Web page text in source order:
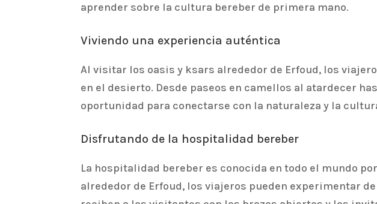
aprender sobre la cultura bereber de primera mano.
Viviendo una experiencia auténtica
Al visitar los oasis y ksars alrededor de Erfoud, los
en el desierto. Desde paseos en camellos al atardecer
oportunidad para conectarse con la naturaleza y la
Disfrutando de la hospitalidad bereber
La hospitalidad bereber es conocida en todo el mundo
alrededor de Erfoud, los viajeros pueden experimentar